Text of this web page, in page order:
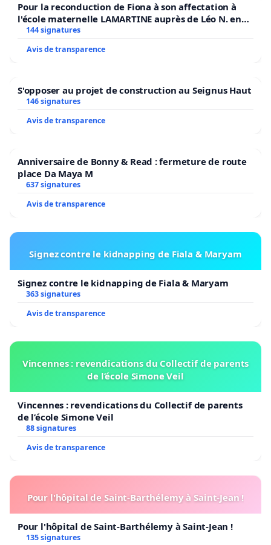
Pour la reconduction de Fiona à son affectation à
l'école maternelle LAMARTINE auprès de Léo N. en
2026/2027
144 signatures
Avis de transparence
S'opposer au projet de construction au Seignus Haut
146 signatures
Avis de transparence
Anniversaire de Bonny & Read : fermeture de route
place Da Maya M
637 signatures
Avis de transparence
Signez contre le kidnapping de Fiala & Maryam
Signez contre le kidnapping de Fiala & Maryam
363 signatures
Avis de transparence
Vincennes : revendications du Collectif de parents
de l’école Simone Veil
Vincennes : revendications du Collectif de parents
de l’école Simone Veil
88 signatures
Avis de transparence
Pour l'hôpital de Saint-Barthélemy à Saint-Jean !
Pour l'hôpital de Saint-Barthélemy à Saint-Jean !
135 signatures